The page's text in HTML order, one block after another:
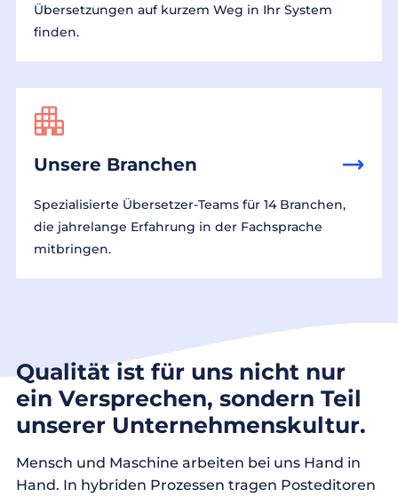
Übersetzungen auf kurzem Weg in Ihr System
finden.
Unsere Branchen
Spezialisierte Übersetzer-Teams für 14 Branchen,
die jahrelange Erfahrung in der Fachsprache
mitbringen.
Qualität ist für uns nicht nur
ein Versprechen, sondern Teil
unserer Unternehmenskultur.
Mensch und Maschine arbeiten bei uns Hand in
Hand. In hybriden Prozessen tragen Posteditoren